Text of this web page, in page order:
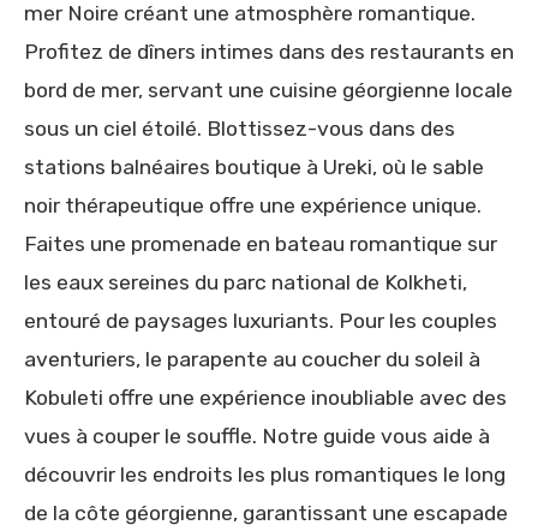
mer Noire créant une atmosphère romantique.
Profitez de dîners intimes dans des restaurants en
bord de mer, servant une cuisine géorgienne locale
sous un ciel étoilé. Blottissez-vous dans des
stations balnéaires boutique à Ureki, où le sable
noir thérapeutique offre une expérience unique.
Faites une promenade en bateau romantique sur
les eaux sereines du parc national de Kolkheti,
entouré de paysages luxuriants. Pour les couples
aventuriers, le parapente au coucher du soleil à
Kobuleti offre une expérience inoubliable avec des
vues à couper le souffle. Notre guide vous aide à
découvrir les endroits les plus romantiques le long
de la côte géorgienne, garantissant une escapade